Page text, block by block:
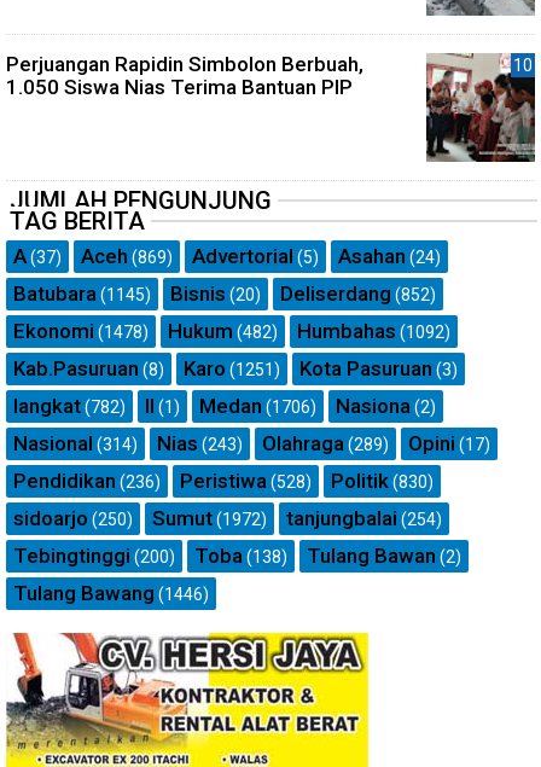
Perjuangan Rapidin Simbolon Berbuah,
1.050 Siswa Nias Terima Bantuan PIP
JUMLAH PENGUNJUNG
TAG BERITA
A(37) Aceh (869) Advertorial (5) Asahan (24)
Batubara (1145) Bisnis (20) Deliserdang (852)
Ekonomi (1478) Hukum (482) Humbahas (1092)
Kab.Pasuruan (8) Karo (1251) Kota Pasuruan (3)
langkat(782) ll (1) Medan (1706) Nasiona (2)
Nasional (314) Nias (243) Olahraga (289) Opini (17)
Pendidikan (236) Peristiwa (528) Politik(830)
sidoarjo (250) Sumut(1972) tanjungbalai (254)
Tebingtinggi (200) Toba (138) Tulang Bawan (2)
Tulang Bawang (1446)